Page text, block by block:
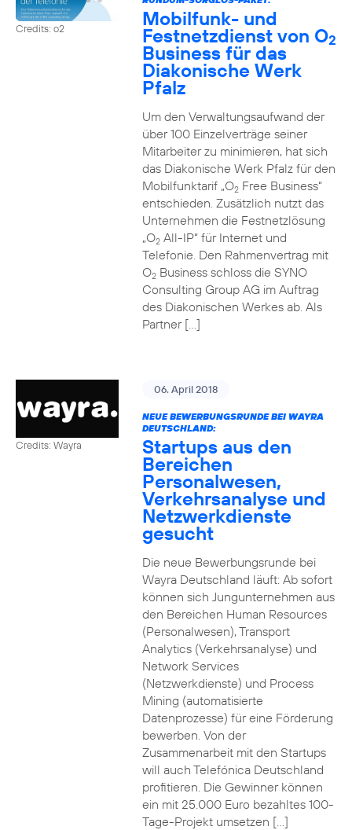
Credits: o2 Mobilfunk- und
Festnetzdienst von O2
Business für das
Diakonische Werk
Pfalz
Um den Verwaltungsaufwand der
über 100 Einzelverträge seiner
Mitarbeiter zu minimieren, hat sich
das Diakonische Werk Pfalz für den
Mobilfunktarif „O2Free Business“
entschieden. Zusätzlich nutzt das
Unternehmen die Festnetzlösung
„O2All-IP“ für Internet und
Telefonie. Den Rahmenvertrag mit
O2Business schloss die SYNO
Consulting Group AG im Auftrag
des Diakonischen Werkes ab. Als
Partner […]
Credits: Wayra
06. April 2018
NEUE BEWERBUNGSRUNDE BEI WAYRA
DEUTSCHLAND:
Startups aus den
Bereichen
Personalwesen,
Verkehrsanalyse und
Netzwerkdienste
gesucht
Die neue Bewerbungsrunde bei
Wayra Deutschland läuft: Ab sofort
können sich Jungunternehmen aus
den Bereichen Human Resources
(Personalwesen), Transport
Analytics (Verkehrsanalyse) und
Network Services
(Netzwerkdienste) und Process
Mining (automatisierte
Datenprozesse) für eine Förderung
bewerben. Von der
Zusammenarbeit mit den Startups
will auch Telefónica Deutschland
profitieren. Die Gewinner können
ein mit 25.000 Euro bezahltes 100-
Tage-Projekt umsetzen […]